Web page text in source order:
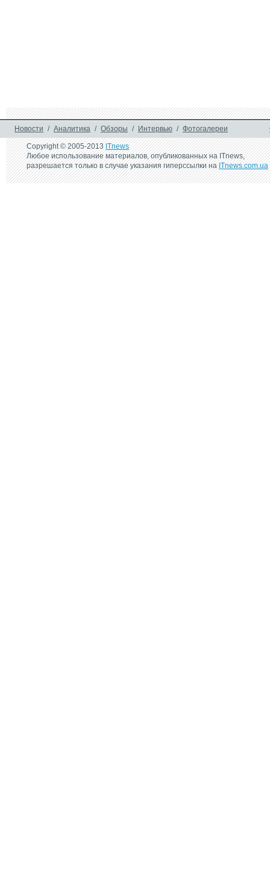
Новости / Аналитика / Обзоры / Интервью / Фотогалереи
Copyright © 2005-2013ITnews
Любое использование материалов, опубликованных на ITnews,
разрешается только в случае указания гиперссылки наITnews.com.ua